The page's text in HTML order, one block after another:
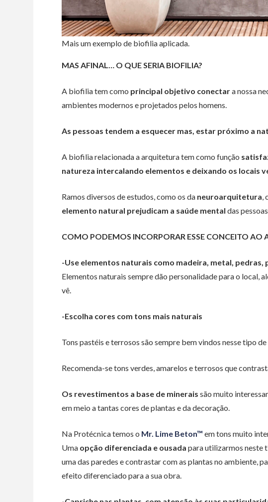
Mais um exemplo de biofilia aplicada.
MAS AFINAL… O QUE SERIA BIOFILIA?
A biofilia tem como principal objetivo conectara nossa
ambientes modernos e projetados pelos homens.
As pessoas tendem a esquecer mas, estar próximo a
A biofilia relacionada a arquitetura tem como função
natureza intercalando elementos e deixando os locais
Ramos diversos de estudos, como os da neuroarquitetura,
elemento natural prejudicam a saúde mental das
COMO PODEMOS INCORPORAR ESSE CONCEITO AO
-Use elementos naturais como madeira, metal, pedras,
Elementos naturais sempre dão personalidade para o local,
vê.
-Escolha cores com tons mais naturais
Tons pastéis e terrosos são sempre bem vindos nesse tipo
Recomenda-se tons verdes, amarelos e terrosos que
Os revestimentos a base de minerais são muito
em meio a tantas cores de plantas e da decoração.
Na Protécnica temos o Mr. Lime Beton™ em tons muito
Uma opção diferenciada e ousada para utilizarmos neste
uma das paredes e contrastar com as plantas no ambiente,
efeito diferenciado para a sua obra.